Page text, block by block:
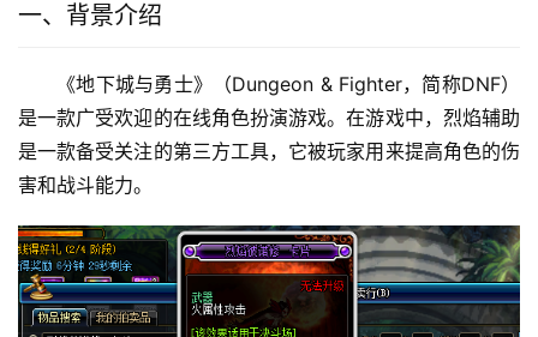
一、背景介绍
《地下城与勇士》（Dungeon & Fighter，简称DNF）
是一款广受欢迎的在线角色扮演游戏。在游戏中，烈焰辅助
是一款备受关注的第三方工具，它被玩家用来提高角色的伤
害和战斗能力。